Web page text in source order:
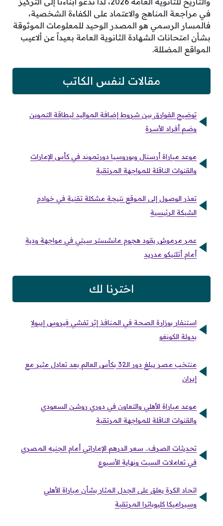
في مراجعة المناهج والاعتماد على الكفاءة الشخصية،
فالمسار الرسمي هو المصدر الوحيد للمعلومات الموثوقة
بشأن امتحانات الشهادة الثانوية العامة بعيداً عن ألاعيب
المواقع المضللة.
مقالات لنفس الكاتب
توضيح الفوارق بين شروط إضافة المواليد لبطاقة التموين
وضم أفراد الأسرة
موعد مباراة أرسنال وبوروسيا دورتموند في كأس الإمارات
والقنوات الناقلة للمواجهة المرتقبة
تعذر الوصول إلى الموقع نتيجة مشكلة تقنية في خوادم
الشبكة الرئيسية
عمر مرموش يقود هجوم مانشستر سيتي في مواجهة ودية
أمام أتلتيكو مدريد
اخترنا لك
استنفار بوزارة الصحة في المنافذ إثر تفشي فيروس إيبولا
بدولة الكونغو
منتخب مصر يبلغ دور الـ32 بكأس العالم بعد تعادل مثير مع
إيران
موعد مباراة الأهلي والتعاون في دوري روشن السعودي
والقنوات الناقلة للمواجهة المرتقبة
تحديثات الصرف.. سعر الدرهم الإماراتي أمام الجنيه المصري
في تعاملات السبت ونهاية الأسبوع
اتحاد الكرة يعلق على الجدل المثار بشأن مباراة الأهلي
وسيراميكا كليوباترا المرتقبة